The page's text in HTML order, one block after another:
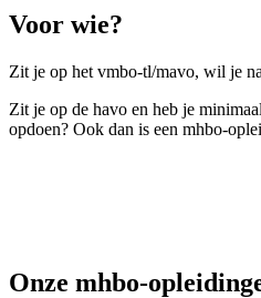
Voor wie?
Zit je op het vmbo-tl/mavo, wil je
Zit je op de havo en heb je
opdoen? Ook dan is een mhbo-
Onze mhbo-